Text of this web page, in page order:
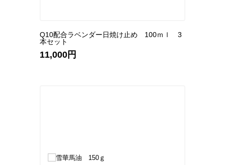
Q10配合ラベンダー日焼け止め 100ｍｌ 3
本セット
11,000円